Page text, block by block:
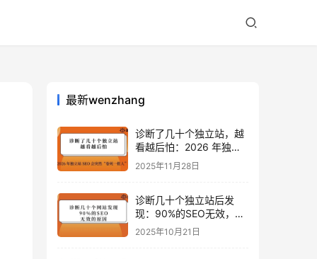
最新wenzhang
诊断了几十个独立站，越
看越后怕：2026 年独立
站 SEO 可能会突然“卷死
一批人”？
2025年11月28日
诊断几十个独立站后发
现：90%的SEO无效，是
因为忽略了这关键一步
2025年10月21日